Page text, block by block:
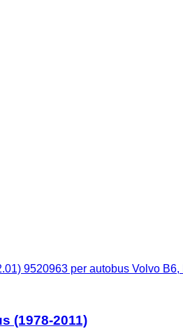
9520963 per autobus Volvo
(1978-2011)